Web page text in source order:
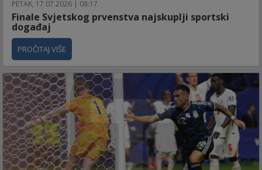
PETAK, 17.07.2026 | 08:17
Finale Svjetskog prvenstva najskuplji sportski
događaj
PROČITAJ VIŠE